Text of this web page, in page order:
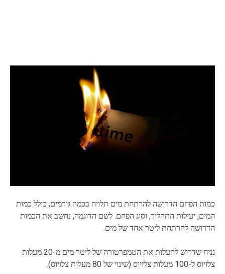
כמות הפחם הדרושה להרתחת מים תלויה בכמה גורמים, כולל כמות
המים, יעילות התהליך, וסוג הפחם. לשם הדוגמה, נחשב את הכמות
הדרושה להרתחת ליטר אחד של מים.
נניח שדרוש להעלות את הטמפרטורה של ליטר מים מ-20 מעלות
צלזיוס ל-100 מעלות צלזיוס (שינוי של 80 מעלות צלזיוס).